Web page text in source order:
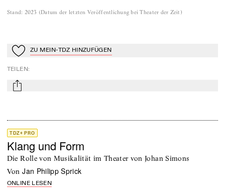
Stand: 2023 (Datum der letzten Veröffentlichung bei Theater der Zeit )
Zu Mein-TdZ hinzufügen
ZU MEIN-TDZ HINZUFÜGEN
TEILEN:
mail
TDZ+ PRO
Klang und Form
Die Rolle von Musikalität im Theater von Johan Simons
von Jan Philipp Sprick
ONLINE LESEN